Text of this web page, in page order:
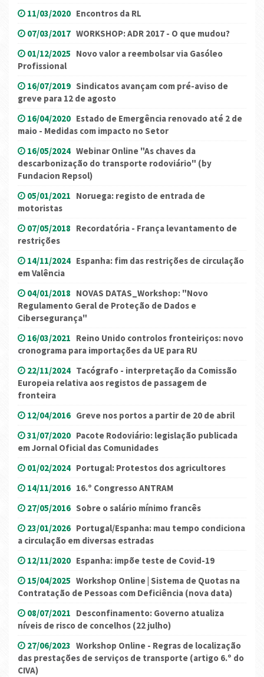
11/03/2020 Encontros da RL
07/03/2017 WORKSHOP: ADR 2017 - O que mudou?
01/12/2025 Novo valor a reembolsar via Gasóleo
Profissional
16/07/2019 Sindicatos avançam com pré-aviso de
greve para 12 de agosto
16/04/2020 Estado de Emergência renovado até 2 de
maio - Medidas com impacto no Setor
16/05/2024 Webinar Online "As chaves da
descarbonização do transporte rodoviário" (by
Fundacion Repsol)
05/01/2021 Noruega: registo de entrada de
motoristas
07/05/2018 Recordatória - França levantamento de
restrições
14/11/2024 Espanha: fim das restrições de circulação
em Valência
04/01/2018 NOVAS DATAS_Workshop: "Novo
Regulamento Geral de Proteção de Dados e
Cibersegurança"
16/03/2021 Reino Unido controlos fronteiriços: novo
cronograma para importações da UE para RU
22/11/2024 Tacógrafo - interpretação da Comissão
Europeia relativa aos registos de passagem de
fronteira
12/04/2016 Greve nos portos a partir de 20 de abril
31/07/2020 Pacote Rodoviário: legislação publicada
em Jornal Oficial das Comunidades
01/02/2024 Portugal: Protestos dos agricultores
14/11/2016 16.º Congresso ANTRAM
27/05/2016 Sobre o salário mínimo francês
23/01/2026 Portugal/Espanha: mau tempo condiciona
a circulação em diversas estradas
12/11/2020 Espanha: impõe teste de Covid-19
15/04/2025 Workshop Online | Sistema de Quotas na
Contratação de Pessoas com Deficiência (nova data)
08/07/2021 Desconfinamento: Governo atualiza
níveis de risco de concelhos (22 julho)
27/06/2023 Workshop Online - Regras de localização
das prestações de serviços de transporte (artigo 6.º do
CIVA)